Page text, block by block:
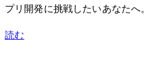
プリ開発に挑戦したいあなたへ。
読む